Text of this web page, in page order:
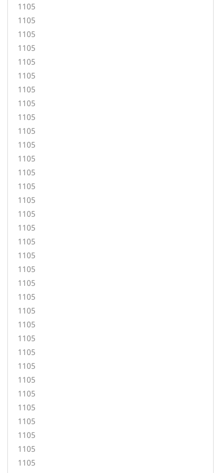
1105
1105
1105
1105
1105
1105
1105
1105
1105
1105
1105
1105
1105
1105
1105
1105
1105
1105
1105
1105
1105
1105
1105
1105
1105
1105
1105
1105
1105
1105
1105
1105
1105
1105